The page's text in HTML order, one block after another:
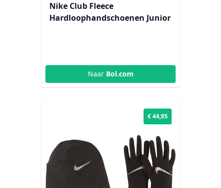
Nike Club Fleece
Hardloophandschoenen Junior
Naar Bol.com
€ 44,95